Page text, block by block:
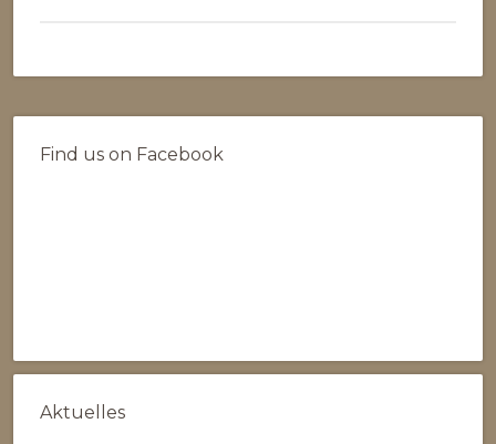
Find us on Facebook
Aktuelles